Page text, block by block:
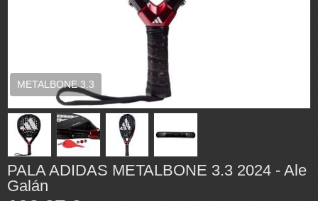
METALBONE 3.3
PALA ADIDAS METALBONE 3.3 2024 - Ale
Galán